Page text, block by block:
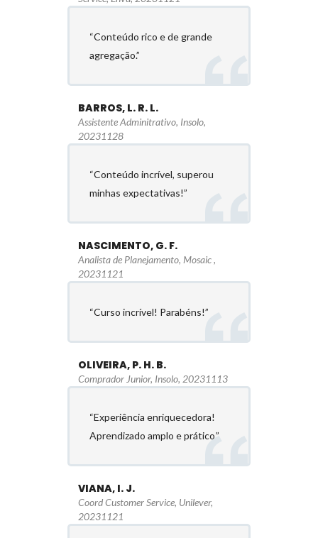
“Conteúdo rico e de grande
agregação.”
BARROS, L. R. L.
Assistente Adminitrativo, Insolo,
20231128
“Conteúdo incrível, superou
minhas expectativas!”
NASCIMENTO, G. F.
Analista de Planejamento, Mosaic ,
20231121
“Curso incrível! Parabéns!”
OLIVEIRA, P. H. B.
Comprador Junior, Insolo, 20231113
“Experiência enriquecedora!
Aprendizado amplo e prático.”
VIANA, I. J.
Coord Customer Service, Unilever,
20231121